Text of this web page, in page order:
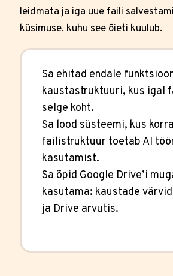
leidmata ja iga uue faili
küsimuse, kuhu see õieti kuulub.
Sa ehitad endale
kaustastruktuuri, kus igal
selge koht.
Sa lood süsteemi, kus
failistruktuur toetab AI
kasutamist.
Sa õpid Google Drive’i
kasutama: kaustade
ja Drive arvutis.